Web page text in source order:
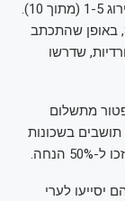
באזורים המוגדרים פריפריאליים לפי הלמ"ס בדירוג 1-5 (מתוך 10).
כמו כן, "צעירים" בני 18-26 זכו להנחות של 33%, באופן שהתכתב
שדרשו
הפטור מתשלום
ל-67. נוסף על כך, תושבים בשכונות
יסייעו לערי